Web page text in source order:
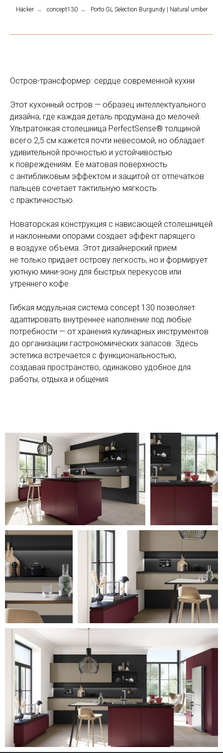
Häcker → concept130 → Porto GL Selection Burgundy | Natural umber
Остров-трансформер: сердце современной кухни
Этот кухонный остров — образец интеллектуального
дизайна, где каждая деталь продумана до мелочей.
Ультратонкая столешница PerfectSense® толщиной
всего 2,5 см кажется почти невесомой, но обладает
удивительной прочностью и устойчивостью
к повреждениям. Ее матовая поверхность
с антибликовым эффектом и защитой от отпечатков
пальцев сочетает тактильную мягкость
с практичностью.
Новаторская конструкция с нависающей столешницей
и наклонными опорами создает эффект парящего
в воздухе объема. Этот дизайнерский прием
не только придает острову легкость, но и формирует
уютную мини-зону для быстрых перекусов или
утреннего кофе.
Гибкая модульная система concept 130 позволяет
адаптировать внутреннее наполнение под любые
потребности — от хранения кулинарных инструментов
до организации гастрономических запасов. Здесь
эстетика встречается с функциональностью,
создавая пространство, одинаково удобное для
работы, отдыха и общения.